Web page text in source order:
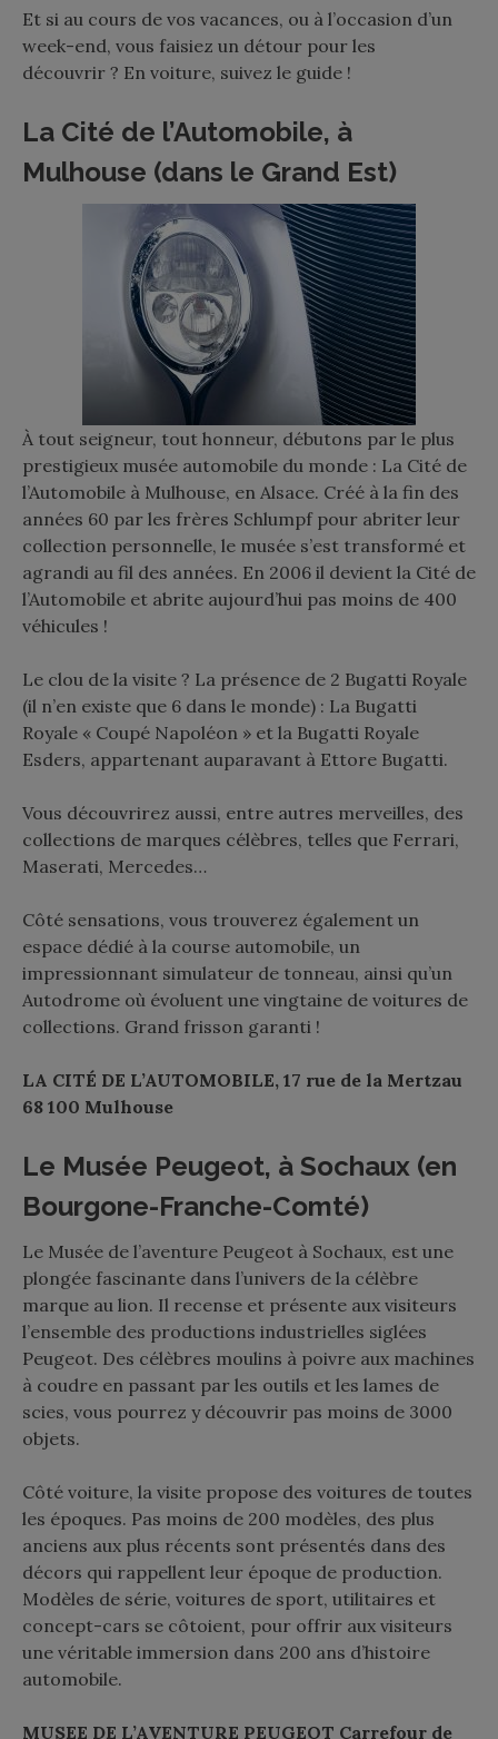
Et si au cours de vos vacances, ou à l’occasion d’un
week-end, vous faisiez un détour pour les
découvrir ? En voiture, suivez le guide !
La Cité de l’Automobile, à
Mulhouse (dans le Grand Est)
À tout seigneur, tout honneur, débutons par le plus
prestigieux musée automobile du monde : La Cité de
l’Automobile à Mulhouse, en Alsace. Créé à la fin des
années 60 par les frères Schlumpf pour abriter leur
collection personnelle, le musée s’est transformé et
agrandi au fil des années. En 2006 il devient la Cité de
l’Automobile et abrite aujourd’hui pas moins de 400
véhicules !
Le clou de la visite ? La présence de 2 Bugatti Royale
(il n’en existe que 6 dans le monde) : La Bugatti
Royale « Coupé Napoléon » et la Bugatti Royale
Esders, appartenant auparavant à Ettore Bugatti.
Vous découvrirez aussi, entre autres merveilles, des
collections de marques célèbres, telles que Ferrari,
Maserati, Mercedes…
Côté sensations, vous trouverez également un
espace dédié à la course automobile, un
impressionnant simulateur de tonneau, ainsi qu’un
Autodrome où évoluent une vingtaine de voitures de
collections. Grand frisson garanti !
LA CITÉ DE L’AUTOMOBILE, 17 rue de la Mertzau
68 100 Mulhouse
Le Musée Peugeot, à Sochaux (en
Bourgone-Franche-Comté)
Le Musée de l’aventure Peugeot à Sochaux, est une
plongée fascinante dans l’univers de la célèbre
marque au lion. Il recense et présente aux visiteurs
l’ensemble des productions industrielles siglées
Peugeot. Des célèbres moulins à poivre aux machines
à coudre en passant par les outils et les lames de
scies, vous pourrez y découvrir pas moins de 3000
objets.
Côté voiture, la visite propose des voitures de toutes
les époques. Pas moins de 200 modèles, des plus
anciens aux plus récents sont présentés dans des
décors qui rappellent leur époque de production.
Modèles de série, voitures de sport, utilitaires et
concept-cars se côtoient, pour offrir aux visiteurs
une véritable immersion dans 200 ans d’histoire
automobile.
MUSEE DE L’AVENTURE PEUGEOT Carrefour de